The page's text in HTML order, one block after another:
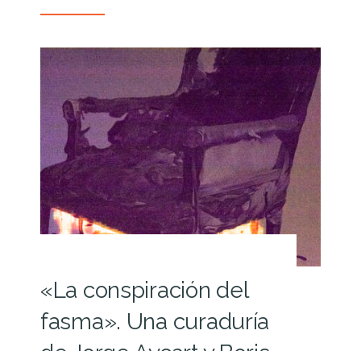
«La conspiración del
fasma». Una curaduría